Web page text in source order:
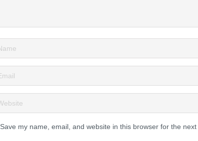
Save my name, email, and website in this browser for the next